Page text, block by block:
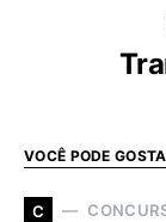
VOCÊ PODE
C